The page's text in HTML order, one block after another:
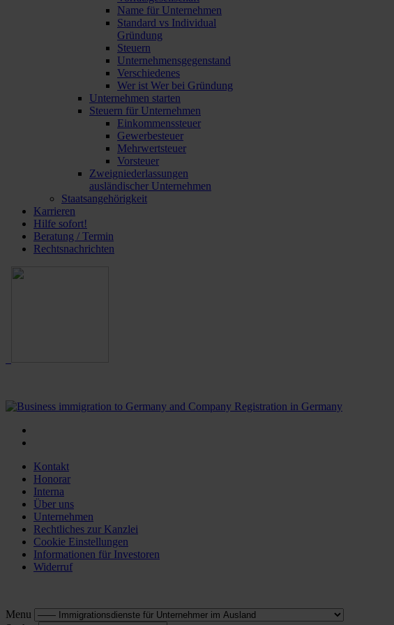
Name für Unternehmen
Standard vs Individual
Gründung
Steuern
Unternehmensgegenstand
Verschiedenes
Wer ist Wer bei Gründung
Unternehmen starten
Steuern für Unternehmen
Einkommenssteuer
Gewerbesteuer
Mehrwertsteuer
Vorsteuer
Zweigniederlassungen
ausländischer Unternehmen
Staatsangehörigkeit
Karrieren
Hilfe sofort!
Beratung / Termin
Rechtsnachrichten
Kontakt
Honorar
Interna
Über uns
Unternehmen
Rechtliches zur Kanzlei
Cookie Einstellungen
Informationen für Investoren
Widerruf
Menu